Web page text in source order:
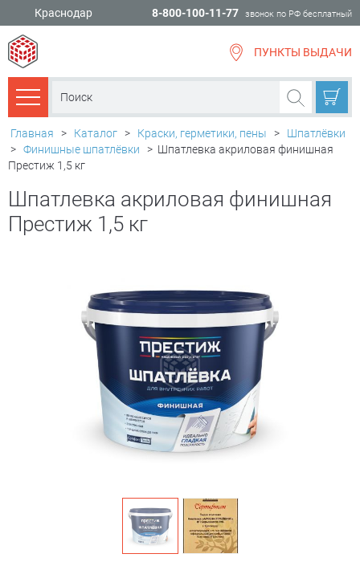
Краснодар 8-800-100-11-77 звонок по РФ бесплатный
ПУНКТЫ ВЫДАЧИ
Каталог товаров
Главная > Каталог > Краски, герметики, пены >
Шпатлёвки
> Финишные шпатлёвки > Шпатлевка акриловая финишная
Престиж 1,5 кг
Шпатлевка акриловая финишная
Престиж 1,5 кг